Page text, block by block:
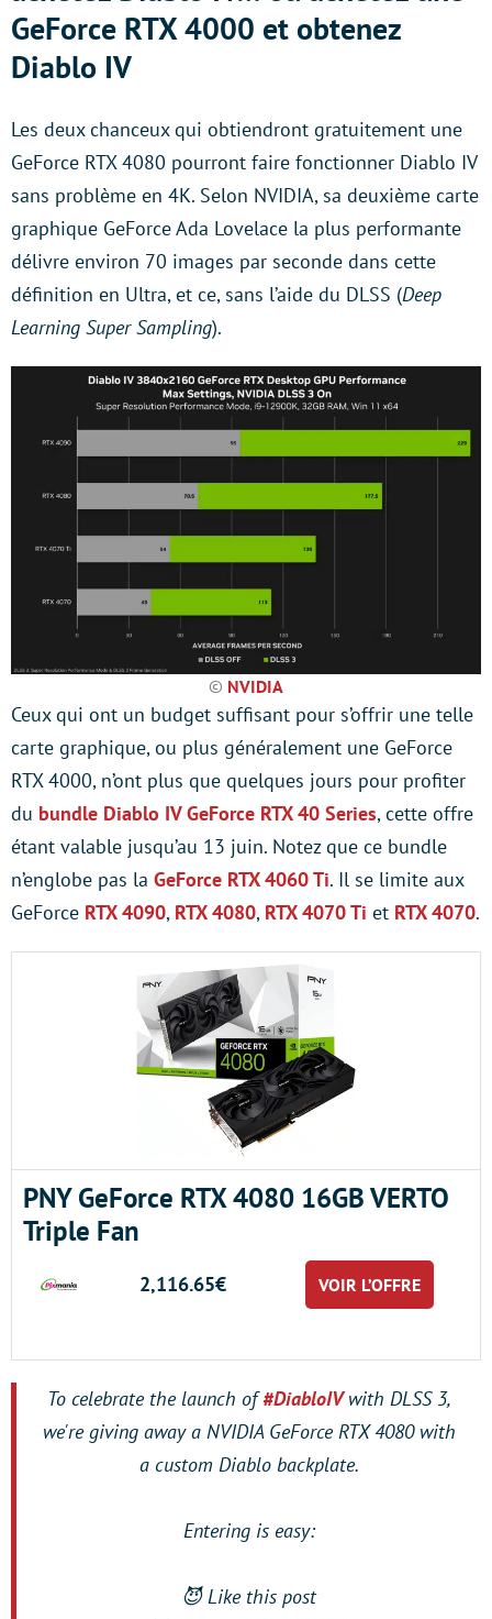
GeForce RTX 4000 et obtenez
Diablo IV
Les deux chanceux qui obtiendront gratuitement une
GeForce RTX 4080 pourront faire fonctionner Diablo IV
sans problème en 4K. Selon NVIDIA, sa deuxième carte
graphique GeForce Ada Lovelace la plus performante
délivre environ 70 images par seconde dans cette
définition en Ultra, et ce, sans l’aide du DLSS (Deep
Learning Super Sampling).
© NVIDIA
Ceux qui ont un budget suffisant pour s’offrir une telle
carte graphique, ou plus généralement une GeForce
RTX 4000, n’ont plus que quelques jours pour profiter
du bundle Diablo IV GeForce RTX 40 Series, cette offre
étant valable jusqu’au 13 juin. Notez que ce bundle
n’englobe pas la GeForce RTX 4060 Ti. Il se limite aux
GeForce RTX 4090, RTX 4080, RTX 4070 Ti et RTX 4070.
PNY GeForce RTX 4080 16GB VERTO
Triple Fan
2,116.65€ VOIR L’OFFRE
To celebrate the launch of#DiabloIVwith DLSS 3,
we're giving away a NVIDIA GeForce RTX 4080 with
a custom Diablo backplate.
Entering is easy:
😈 Like this post